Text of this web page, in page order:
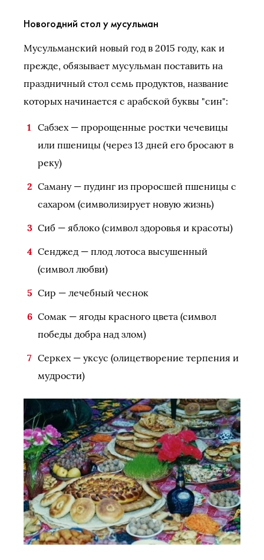
Новогодний стол у мусульман
Мусульманский новый год в 2015 году, как и
прежде, обязывает мусульман поставить на
праздничный стол семь продуктов, название
которых начинается с арабской буквы "син":
Сабзех — пророщенные ростки чечевицы
или пшеницы (через 13 дней его бросают в
реку)
Саману — пудинг из проросшей пшеницы с
сахаром (символизирует новую жизнь)
Сиб — яблоко (символ здоровья и красоты)
Сенджед — плод лотоса высушенный
(символ любви)
Сир — лечебный чеснок
Сомак — ягоды красного цвета (символ
победы добра над злом)
Серкех — уксус (олицетворение терпения и
мудрости)